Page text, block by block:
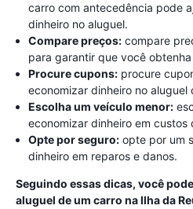
carro com antecedência pode
dinheiro no aluguel.
Compare preços: compare
para garantir que você
Procure cupons: procure
economizar dinheiro no aluguel
Escolha um veículo menor:
economizar dinheiro em custos
Opte por seguro: opte por um
dinheiro em reparos e danos.
Seguindo essas dicas, você
aluguel de um carro na Ilha da